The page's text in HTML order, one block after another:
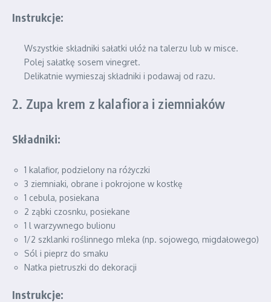
Instrukcje:
Wszystkie składniki sałatki ułóż na talerzu lub w misce.
Polej sałatkę sosem vinegret.
Delikatnie wymieszaj składniki i podawaj od razu.
2. Zupa krem z kalafiora i ziemniaków
Składniki:
1 kalafior, podzielony na różyczki
3 ziemniaki, obrane i pokrojone w kostkę
1 cebula, posiekana
2 ząbki czosnku, posiekane
1 l warzywnego bulionu
1/2 szklanki roślinnego mleka (np. sojowego, migdałowego)
Sól i pieprz do smaku
Natka pietruszki do dekoracji
Instrukcje: